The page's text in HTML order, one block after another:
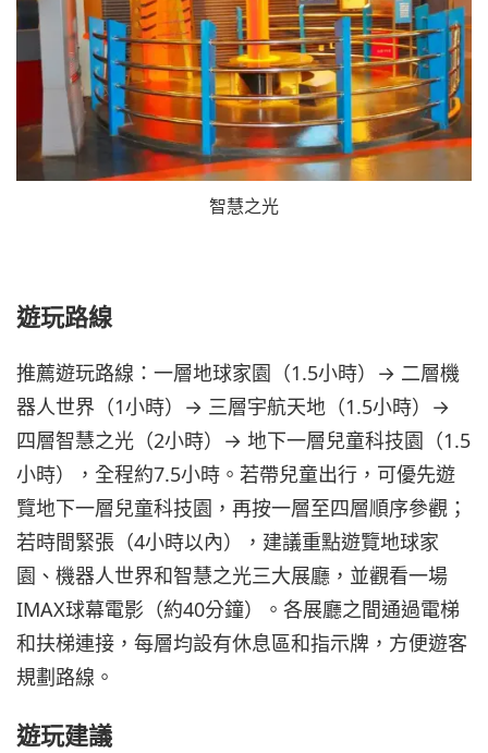
智慧之光
遊玩路線
推薦遊玩路線：一層地球家園（1.5小時）→ 二層機
器人世界（1小時）→ 三層宇航天地（1.5小時）→
四層智慧之光（2小時）→ 地下一層兒童科技園（1.5
小時），全程約7.5小時。若帶兒童出行，可優先遊
覽地下一層兒童科技園，再按一層至四層順序參觀；
若時間緊張（4小時以內），建議重點遊覽地球家
園、機器人世界和智慧之光三大展廳，並觀看一場
IMAX球幕電影（約40分鐘）。各展廳之間通過電梯
和扶梯連接，每層均設有休息區和指示牌，方便遊客
規劃路線。
遊玩建議